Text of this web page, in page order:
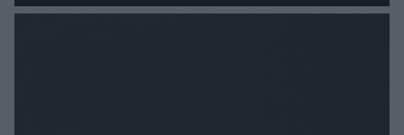
[ZDJĘCIA]